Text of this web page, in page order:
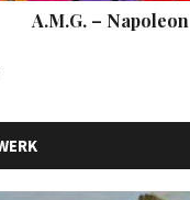
A.M.G. – Napoleon